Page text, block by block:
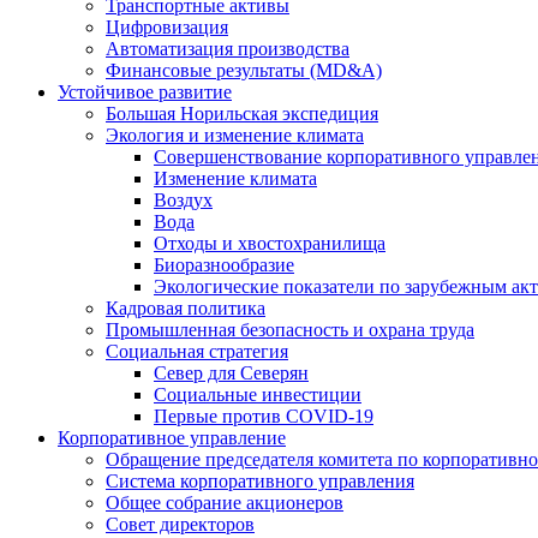
Транспортные активы
Цифровизация
Автоматизация производства
Финансовые результаты (MD&A)
Устойчивое развитие
Большая Норильская экспедиция
Экология и изменение климата
Совершенствование корпоративного
Изменение климата
Воздух
Вода
Отходы и хвостохранилища
Биоразнообразие
Экологические показатели по зарубежным
Кадровая политика
Промышленная безопасность и охрана труда
Социальная стратегия
Север для Северян
Социальные инвестиции
Первые против COVID‑19
Корпоративное управление
Обращение председателя комитета по
Система корпоративного управления
Общее собрание акционеров
Совет директоров